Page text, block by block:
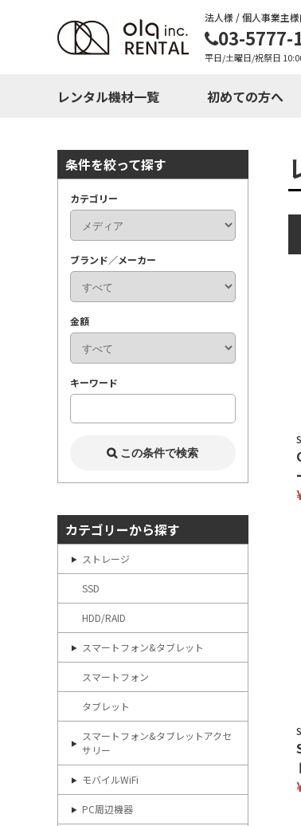
法人様 / 個人事業主
03-5777-
平日/土曜日/祝祭日
レンタル機材一覧 初めての方へ
条件を絞って探す
カテゴリー
ブランド／メーカー
金額
キーワード
カテゴリーから探す
ストレージ
SSD
HDD/RAID
スマートフォン&タブレット
スマートフォン
タブレット
スマートフォン&タブレットアクセ
サリー
モバイルWiFi
PC周辺機器